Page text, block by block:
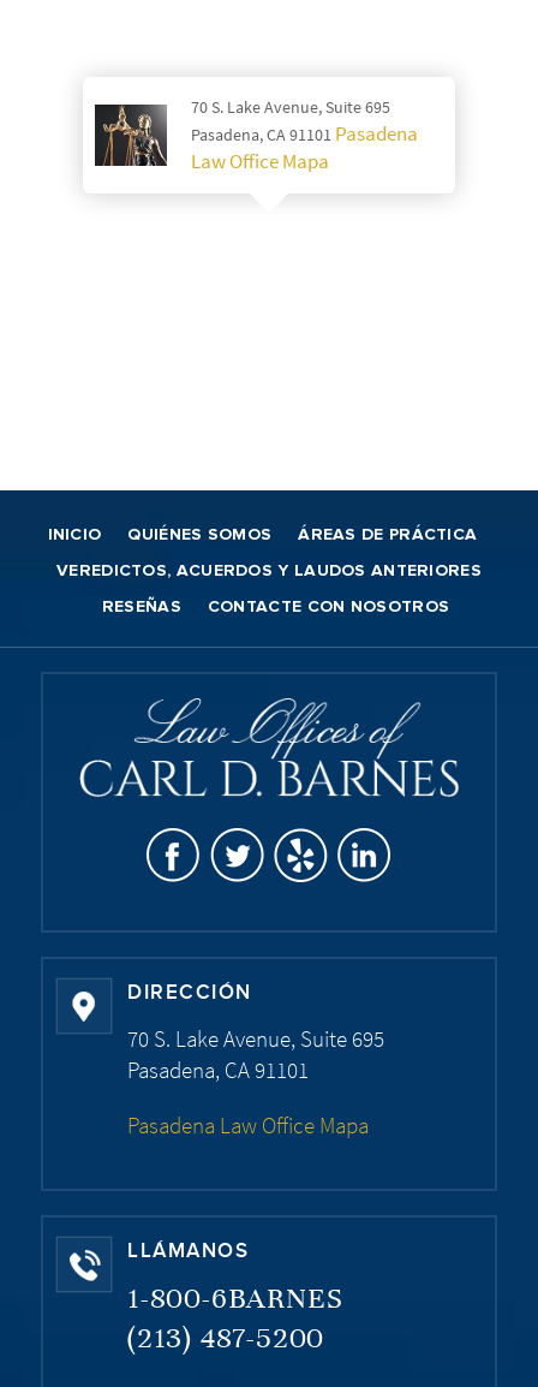
70 S. Lake Avenue, Suite 695
Pasadena, CA 91101 Pasadena
Law Office Mapa
INICIO QUIÉNES SOMOS ÁREAS DE PRÁCTICA
VEREDICTOS, ACUERDOS Y LAUDOS ANTERIORES
RESEÑAS CONTACTE CON NOSOTROS
DIRECCIÓN
70 S. Lake Avenue, Suite 695
Pasadena, CA 91101
Pasadena Law Office Mapa
LLÁMANOS
1-800-6BARNES
(213) 487-5200